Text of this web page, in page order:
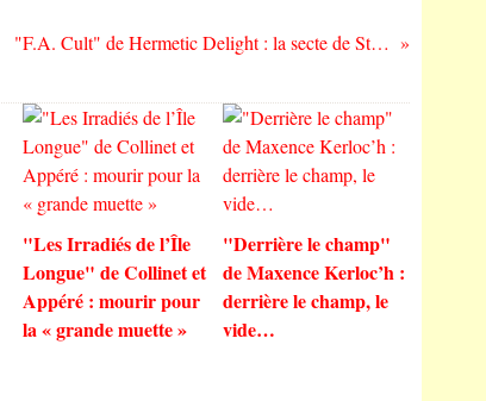
"F.A. Cult" de Hermetic Delight : la secte de Strasbourg
"Les Irradiés de l’Île
Longue" de Collinet et
Appéré : mourir pour
la « grande muette »
"Derrière le champ"
de Maxence Kerloc’h :
derrière le champ, le
vide…